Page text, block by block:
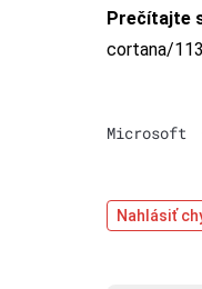
Prečítajte
cortana/
Microsoft
Nahlásiť